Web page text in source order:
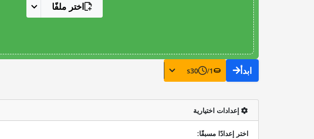
اختر ملفًا
ابدأ 1
/
30
s
إعدادات اختيارية
اختر إعدادًا مسبقًا: